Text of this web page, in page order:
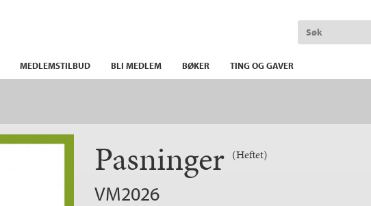
MEDLEMSTILBUD BLI MEDLEM BØKER TING OG GAVER
Pasninger (Heftet)
VM2026